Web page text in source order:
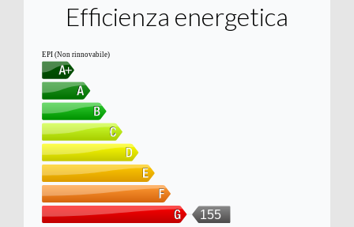
Efficienza energetica
EPI (Non rinnovabile)
155